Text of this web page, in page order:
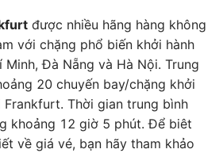
được nhiều hãng hàng không
với chặng phổ biến khởi hành
Đà Nẵng và Hà Nội. Trung
20 chuyến bay/chặng khởi
Thời gian trung bình
khoảng 12 giờ 5 phút. Để biêt
về giá vé, bạn hãy tham khảo